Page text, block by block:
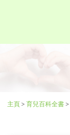
主頁> 育兒百科全書>